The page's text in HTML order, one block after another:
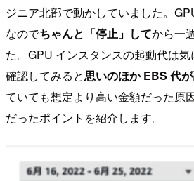
ジニア北部で動かしていました。
なのでちゃんと「停止」してから一
た。GPU インスタンスの起動代は
確認してみると思いのほか EBS 代が
ていても想定より高い金額だった原
だったポイントを紹介します。